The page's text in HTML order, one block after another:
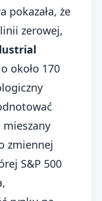
pokazała, że
zerowej,
około 170
mieszany
zmiennej
S&P 500